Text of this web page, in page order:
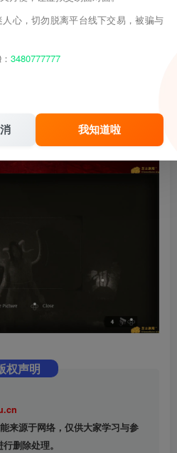
权声明
来源于网络，仅供大家学习与参
删除处理。
心，切勿脱离平台线下交易，被骗与
3480777777
我知道啦